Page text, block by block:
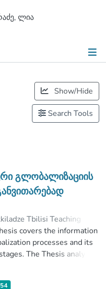
ლია
Show/Hide
Search Tools
გლობალიზაციის
Tbilisi Teaching
)ერაძე, ლია
;
გელა
;
and Social Sciences
covers the information
processes and its
The Thesis analyses
the globalization process